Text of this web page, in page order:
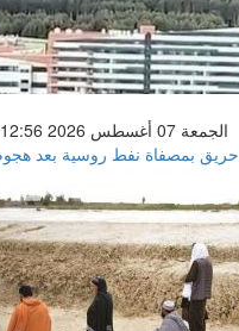
الجمعة 07 أغسطس 2026 12:56 صباحاً
حريق بمصفاة نفط روسية بعد